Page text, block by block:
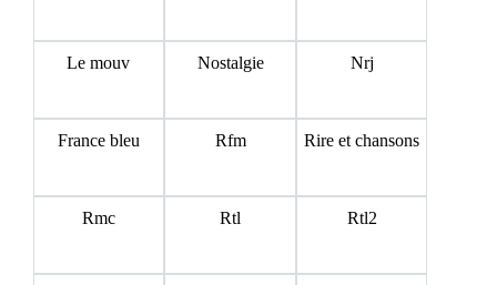
Le mouv Nostalgie Nrj
France bleu Rfm Rire et chansons
Rmc Rtl Rtl2